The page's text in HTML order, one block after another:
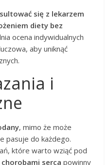
się z lekarzem
diety bez
ocena indywidualnych
aby uniknąć
i
, mimo że może
pasuje do każdego.
które warto wziąć pod
chorobami serca powinny